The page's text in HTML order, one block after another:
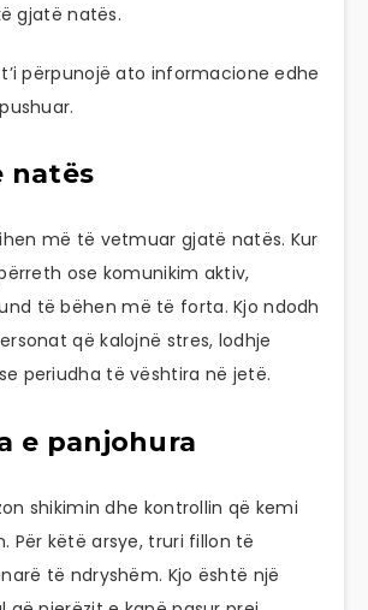
gjatë natës.
përpunojë ato informacione edhe
natës
më të vetmuar gjatë natës. Kur
ose komunikim aktiv,
të bëhen më të forta. Kjo ndodh
që kalojnë stres, lodhje
periudha të vështira në jetë.
e panjohura
shikimin dhe kontrollin që kemi
Për këtë arsye, truri fillon të
të ndryshëm. Kjo është një